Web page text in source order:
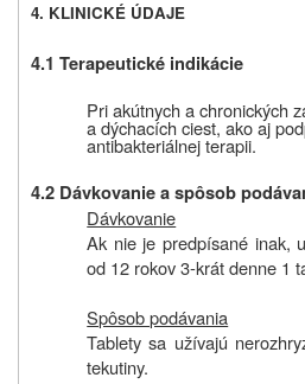
4. KLINICKÉ ÚDAJE
4.1 Terapeutické indikácie
Pri akútnych a chronických
a dýchacích ciest, ako aj
antibakteriálnej terapii.
4.2 Dávkovanie a spôsob
Dávkovanie
Ak nie je predpísané inak,
od 12 rokov 3-krát denne 1
Spôsob podávania
Tablety sa užívajú
tekutiny.